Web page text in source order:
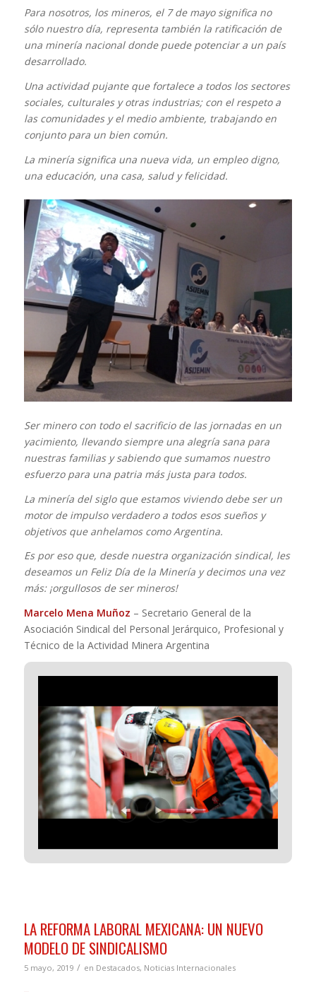
Para nosotros, los mineros, el 7 de mayo significa no
sólo nuestro día, representa también la ratificación de
una minería nacional donde puede potenciar a un país
desarrollado.
Una actividad pujante que fortalece a todos los sectores
sociales, culturales y otras industrias; con el respeto a
las comunidades y el medio ambiente, trabajando en
conjunto para un bien común.
La minería significa una nueva vida, un empleo digno,
una educación, una casa, salud y felicidad.
Ser minero con todo el sacrificio de las jornadas en un
yacimiento, llevando siempre una alegría sana para
nuestras familias y sabiendo que sumamos nuestro
esfuerzo para una patria más justa para todos.
La minería del siglo que estamos viviendo debe ser un
motor de impulso verdadero a todos esos sueños y
objetivos que anhelamos como Argentina.
Es por eso que, desde nuestra organización sindical, les
deseamos un Feliz Día de la Minería y decimos una vez
más: ¡orgullosos de ser mineros!
Marcelo Mena Muñoz – Secretario General de la
Asociación Sindical del Personal Jerárquico, Profesional y
Técnico de la Actividad Minera Argentina
LA REFORMA LABORAL MEXICANA: UN NUEVO
MODELO DE SINDICALISMO
5 mayo, 2019 / en Destacados, Noticias Internacionales